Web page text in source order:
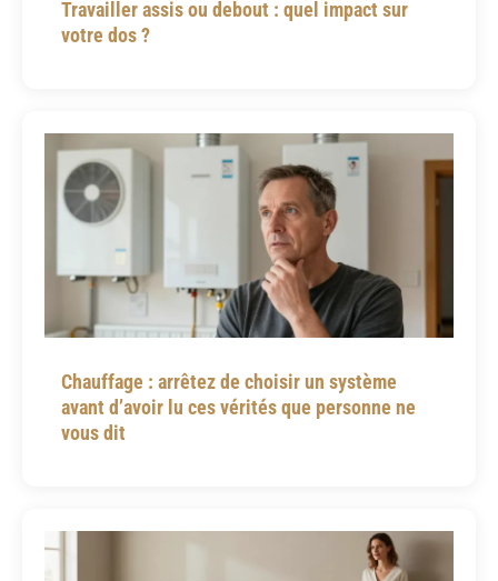
Travailler assis ou debout : quel impact sur
votre dos ?
Chauffage : arrêtez de choisir un système
avant d’avoir lu ces vérités que personne ne
vous dit